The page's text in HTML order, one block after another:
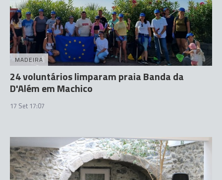
MADEIRA
24 voluntários limparam praia Banda da
D'Além em Machico
17 Set 17:07